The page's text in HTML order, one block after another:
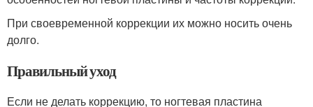
При своевременной коррекции их можно носить очень
долго.
Правильный уход
Если не делать коррекцию, то ногтевая пластина